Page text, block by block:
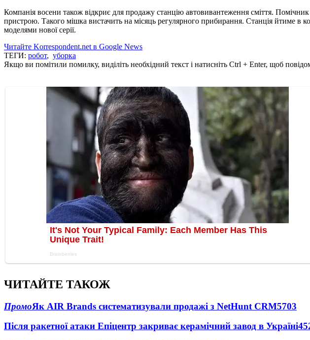
Компанія восени також відкриє для продажу станцію автовивантеження сміття.
пристрою. Такого мішка вистачить на місяць регулярного прибирання. Станція йтиме в
моделями нової серії.
Читайте Korrespondent.net в Google News
ТЕГИ: робот, уборка
Якщо ви помітили помилку, виділіть необхідний текст і натисніть Ctrl + Enter, щоб
ЧИТАЙТЕ ТАКОЖ
ПромоЯк AIR Brands систематизували продажі з NetHunt CRM5703
Після ракетної атаки Епіцентр закриває керамічний завод в Україні